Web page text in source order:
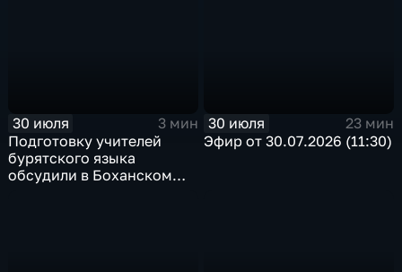
30 июля
3 мин
Подготовку учителей
бурятского языка
обсудили в Боханском
30 июля
23 мин
Эфир от 30.07.2026 (11:30)